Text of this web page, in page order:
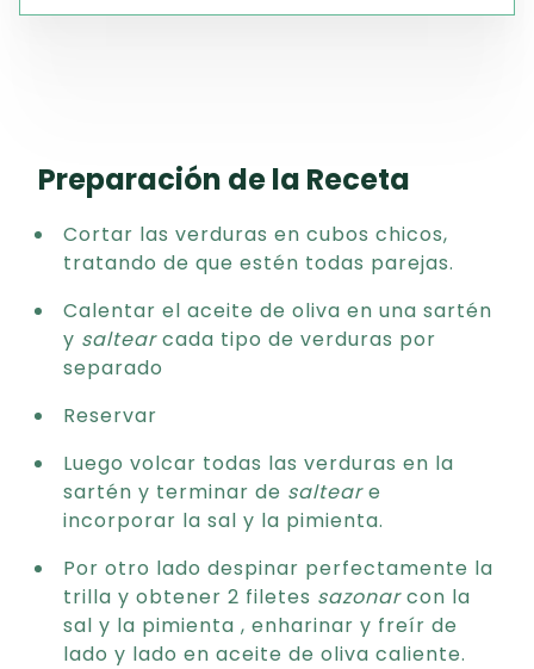
Preparación de la Receta
Cortar las verduras en cubos chicos,
tratando de que estén todas parejas.
Calentar el aceite de oliva en una sartén
y saltearcada tipo de verduras por
separado
Reservar
Luego volcar todas las verduras en la
sartén y terminar de salteare
incorporar la sal y la pimienta.
Por otro lado despinar perfectamente la
trilla y obtener 2 filetes sazonarcon la
sal y la pimienta , enharinar y freír de
lado y lado en aceite de oliva caliente.